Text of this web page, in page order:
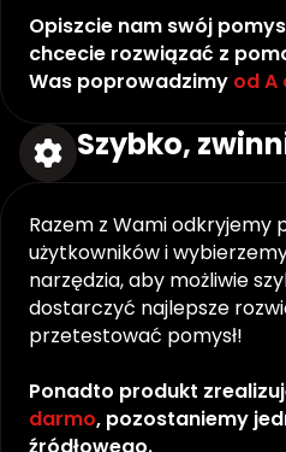
COMMUNITY
Join
Events
Experts
About
Opiszcie nam swój
chcecie rozwiązać z
Was poprowadzimy od A
Szybko,
Razem z Wami odkryjemy
użytkowników i
narzędzia, aby możliwie
dostarczyć najlepsze
przetestować pomysł!
Ponadto produkt
darmo, pozostaniemy